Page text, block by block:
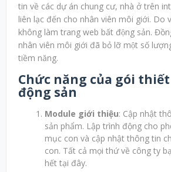
tin về các dự án chung cư, nhà ở trên
liên lạc đến cho nhân viên môi giới. Do
không làm trang web bất động sản.
nhân viên môi giới đã bỏ lỡ một số
tiềm năng.
Chức năng của gói
động sản
Module giới thiệu: Cập nhật
sản phẩm. Lập trình động cho
mục con và cập nhật thông tin
con. Tất cả mọi thứ về công ty
hết tại đây.